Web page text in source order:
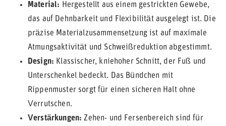
Material: Hergestellt aus einem gestrickten Gewebe,
das auf Dehnbarkeit und Flexibilität ausgelegt ist. Die
präzise Materialzusammensetzung ist auf maximale
Atmungsaktivität und Schweißreduktion abgestimmt.
Design: Klassischer, kniehoher Schnitt, der Fuß und
Unterschenkel bedeckt. Das Bündchen mit
Rippenmuster sorgt für einen sicheren Halt ohne
Verrutschen.
Verstärkungen: Zehen- und Fersenbereich sind für